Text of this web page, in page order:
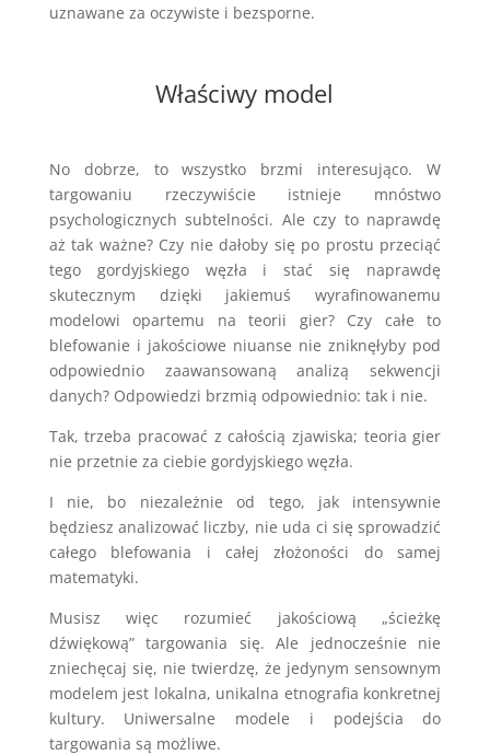
uznawane za oczywiste i bezsporne.
Właściwy model
No dobrze, to wszystko brzmi interesująco. W
targowaniu rzeczywiście istnieje mnóstwo
psychologicznych subtelności. Ale czy to naprawdę
aż tak ważne? Czy nie dałoby się po prostu przeciąć
tego gordyjskiego węzła i stać się naprawdę
skutecznym dzięki jakiemuś wyrafinowanemu
modelowi opartemu na teorii gier? Czy całe to
blefowanie i jakościowe niuanse nie zniknęłyby pod
odpowiednio zaawansowaną analizą sekwencji
danych? Odpowiedzi brzmią odpowiednio: tak i nie.
Tak, trzeba pracować z całością zjawiska; teoria gier
nie przetnie za ciebie gordyjskiego węzła.
I nie, bo niezależnie od tego, jak intensywnie
będziesz analizować liczby, nie uda ci się sprowadzić
całego blefowania i całej złożoności do samej
matematyki.
Musisz więc rozumieć jakościową „ścieżkę
dźwiękową” targowania się. Ale jednocześnie nie
zniechęcaj się, nie twierdzę, że jedynym sensownym
modelem jest lokalna, unikalna etnografia konkretnej
kultury. Uniwersalne modele i podejścia do
targowania są możliwe.